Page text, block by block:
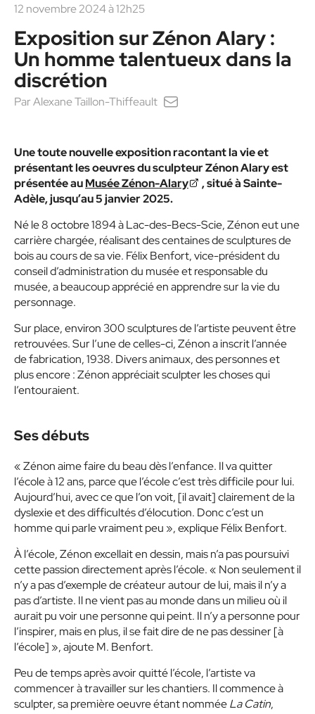
12 novembre 2024 à 12h25
Exposition sur Zénon Alary :
Un homme talentueux dans la
discrétion
ParAlexane Taillon-Thiffeault
Une toute nouvelle exposition racontant la vie et
présentant les oeuvres du sculpteur Zénon Alary est
présentée auMusée Zénon-Alary
, situé à Sainte-
Adèle, jusqu’au 5 janvier 2025.
Né le 8 octobre 1894 à Lac-des-Becs-Scie, Zénon eut une
carrière chargée, réalisant des centaines de sculptures de
bois au cours de sa vie. Félix Benfort, vice-président du
conseil d’administration du musée et responsable du
musée, a beaucoup apprécié en apprendre sur la vie du
personnage.
Sur place, environ 300 sculptures de l’artiste peuvent être
retrouvées. Sur l’une de celles-ci, Zénon a inscrit l’année
de fabrication, 1938. Divers animaux, des personnes et
plus encore : Zénon appréciait sculpter les choses qui
l’entouraient.
Ses débuts
« Zénon aime faire du beau dès l’enfance. Il va quitter
l’école à 12 ans, parce que l’école c’est très difficile pour lui.
Aujourd’hui, avec ce que l’on voit, [il avait] clairement de la
dyslexie et des difficultés d’élocution. Donc c’est un
homme qui parle vraiment peu », explique Félix Benfort.
À l’école, Zénon excellait en dessin, mais n’a pas poursuivi
cette passion directement après l’école. « Non seulement il
n’y a pas d’exemple de créateur autour de lui, mais il n’y a
pas d’artiste. Il ne vient pas au monde dans un milieu où il
aurait pu voir une personne qui peint. Il n’y a personne pour
l’inspirer, mais en plus, il se fait dire de ne pas dessiner [à
l’école] », ajoute M. Benfort.
Peu de temps après avoir quitté l’école, l’artiste va
commencer à travailler sur les chantiers. Il commence à
sculpter, sa première oeuvre étant nomméeLa Catin,